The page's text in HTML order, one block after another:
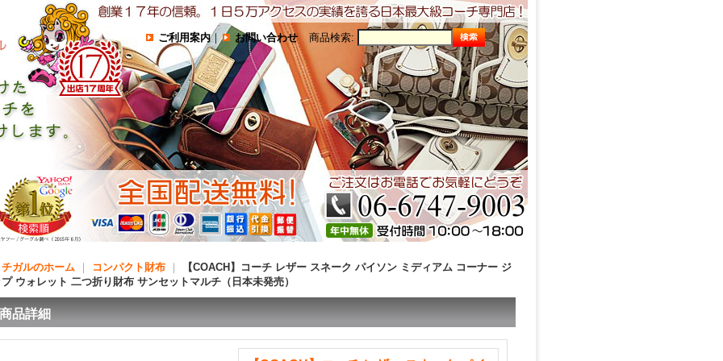
ご利用案内｜ お問い合わせ 商品検索:
ガルのホーム コンパクト財布
【COACH】コーチ レザー スネーク パイソン ミディアム コーナー ジ
ウォレット 二つ折り財布 サンセットマルチ（日本未発売）
商品詳細